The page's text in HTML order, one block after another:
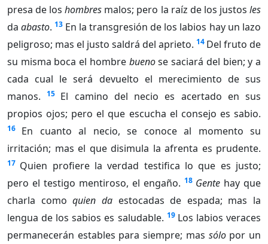
presa de loshombres malos; pero la raíz de los justosles
daabasto. 13 En la transgresión de los labios hay un lazo
peligroso; mas el justo saldrá del aprieto. 14 Del fruto de
su misma boca el hombre buenose saciará del bien; y a
cada cual le será devuelto el merecimiento de sus
manos.
15 El camino del necio es acertado en sus
propios ojos; pero el que escucha el consejo es sabio.
16
En cuanto al necio, se conoce al momento su
irritación; mas el que disimula la afrenta es prudente.
17 Quien profiere la verdad testifica lo que es justo;
pero el testigo mentiroso, el engaño. 18 Gente hay que
charla comoquien daestocadas de espada; mas la
lengua de los sabios es saludable. 19 Los labios veraces
permanecerán estables para siempre; mas sólopor un